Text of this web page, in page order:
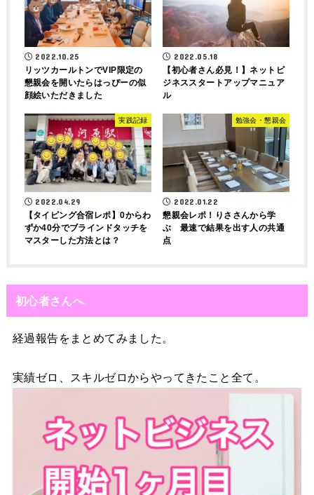
2022.10.25
リッツカールトンでVIP限定の
懇親会を開いたらはっぴーの似
顔絵いただきました
2022.05.18
【初心者さん必見！】ネットビ
ジネススタートアップマニュア
ル
実践記録
2022.04.29
【タイピング合宿レポ】0からわ
ずか40分でブラインドタッチを
マスターした方法とは？
勉強会・懇親会
2022.01.22
懇親会レポ！りささんから学
ぶ 最速で結果を出す人の共通
点
初心者さんへ
経過報告をまとめてみました。
実績ゼロ、スキルゼロからやってきたこと全て。